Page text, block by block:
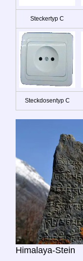
Steckertyp C
Steckdosentyp C
Himalaya-Stein